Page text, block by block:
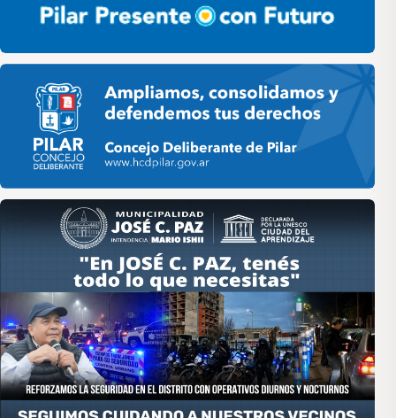
Pilar HCD